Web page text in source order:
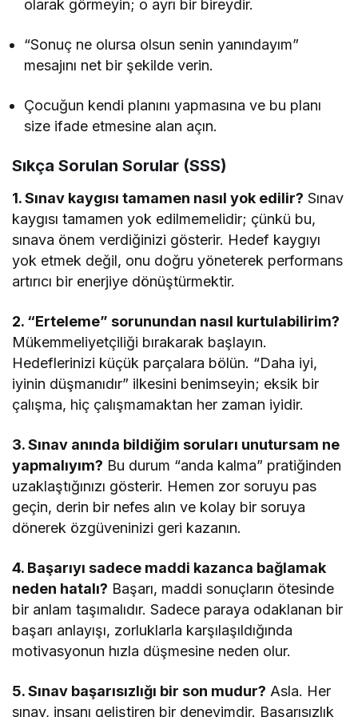
olarak görmeyin; o ayrı bir bireydir.
“Sonuç ne olursa olsun senin yanındayım”
mesajını net bir şekilde verin.
Çocuğun kendi planını yapmasına ve bu planı
size ifade etmesine alan açın.
Sıkça Sorulan Sorular (SSS)
1. Sınav kaygısı tamamen nasıl yok edilir? Sınav
kaygısı tamamen yok edilmemelidir; çünkü bu,
sınava önem verdiğinizi gösterir. Hedef kaygıyı
yok etmek değil, onu doğru yöneterek performans
artırıcı bir enerjiye dönüştürmektir.
2. “Erteleme” sorunundan nasıl kurtulabilirim?
Mükemmeliyetçiliği bırakarak başlayın.
Hedeflerinizi küçük parçalara bölün. “Daha iyi,
iyinin düşmanıdır” ilkesini benimseyin; eksik bir
çalışma, hiç çalışmamaktan her zaman iyidir.
3. Sınav anında bildiğim soruları unutursam ne
yapmalıyım? Bu durum “anda kalma” pratiğinden
uzaklaştığınızı gösterir. Hemen zor soruyu pas
geçin, derin bir nefes alın ve kolay bir soruya
dönerek özgüveninizi geri kazanın.
4. Başarıyı sadece maddi kazanca bağlamak
neden hatalı? Başarı, maddi sonuçların ötesinde
bir anlam taşımalıdır. Sadece paraya odaklanan bir
başarı anlayışı, zorluklarla karşılaşıldığında
motivasyonun hızla düşmesine neden olur.
5. Sınav başarısızlığı bir son mudur? Asla. Her
sınav, insanı geliştiren bir deneyimdir. Başarısızlık